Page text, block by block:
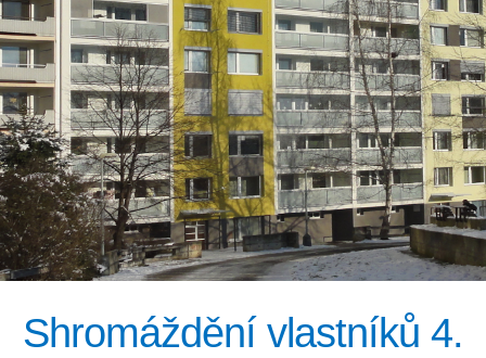
Shromáždění vlastníků 4.